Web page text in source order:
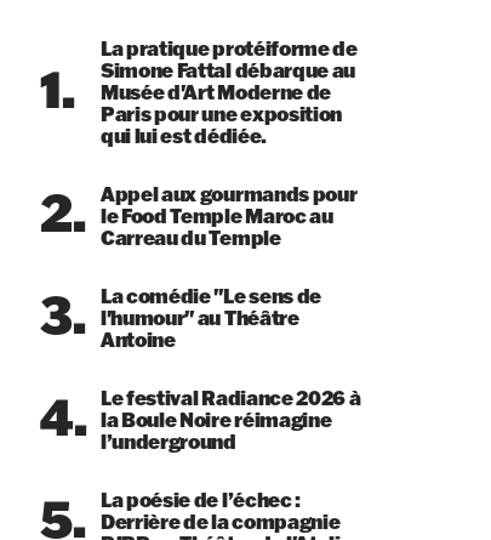
1.
La pratique protéiforme de
Simone Fattal débarque au
Musée d'Art Moderne de
Paris pour une exposition
qui lui est dédiée.
2. Appel aux gourmands pour
le Food Temple Maroc au
Carreau du Temple
3. La comédie "Le sens de
l'humour" au Théâtre
Antoine
4. Le festival Radiance 2026 à
la Boule Noire réimagine
l’underground
5. La poésie de l’échec :
Derrière de la compagnie